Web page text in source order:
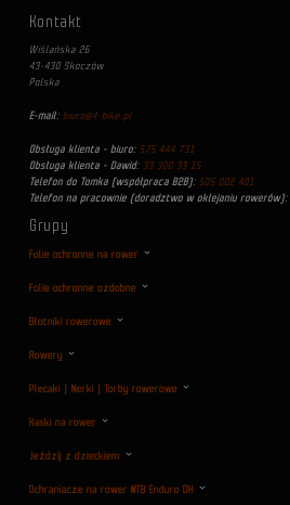
Kontakt
Wiślańska 26
43-430 Skoczów
Polska
E-mail: biuro@4-bike.pl
Obsługa klienta - biuro: 575 444 731
Obsługa klienta - Dawid: 33 300 33 15
Telefon do Tomka (współpraca B2B): 505 002 401
Telefon na pracownie (doradztwo w oklejaniu rowerów):
Grupy
Folie ochronne na rower
Folie ochronne ozdobne
Błotniki rowerowe
Rowery
Plecaki | Nerki | Torby rowerowe
Kaski na rower
Jeździj z dzieckiem
Ochraniacze na rower MTB Enduro DH